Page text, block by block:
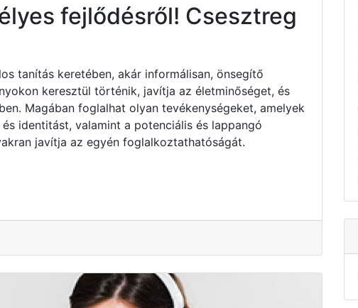
fejlődésről! Csesztreg
tanítás keretében, akár informálisan, önsegítő
keresztül történik, javítja az életminőséget, és
Magában foglalhat olyan tevékenységeket, amelyek
identitást, valamint a potenciális és lappangó
javítja az egyén foglalkoztathatóságát.